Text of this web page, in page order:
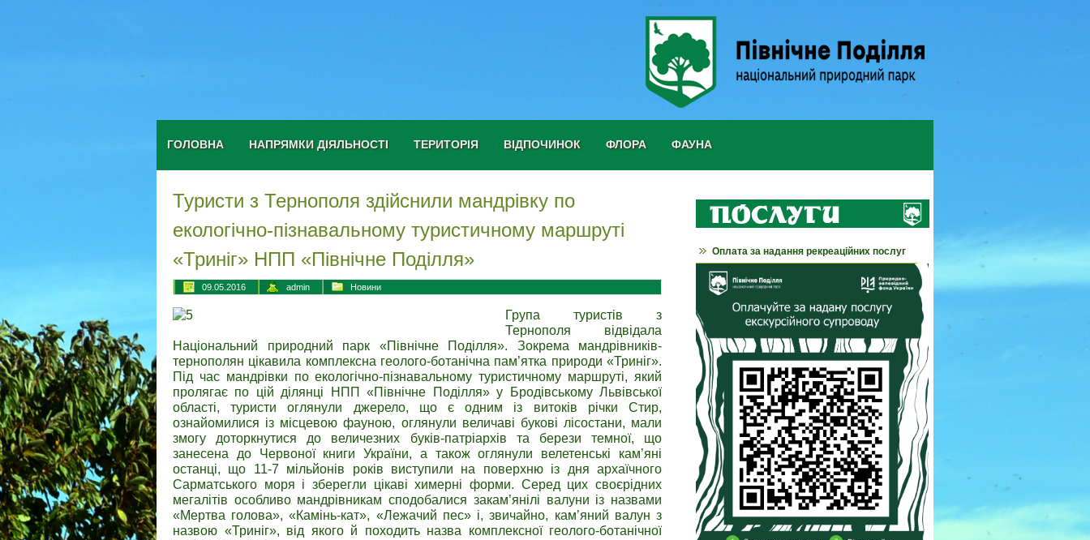
ГОЛОВНА НАПРЯМКИ ДІЯЛЬНОСТІ ТЕРИТОРІЯ ВІДПОЧИНОК ФЛОРА ФАУНА
Туристи з Тернополя здійснили мандрівку по
екологічно-пізнавальному туристичному маршруті
«Триніг» НПП «Північне Поділля»
09.05.2016 admin Новини
Група туристів з
Тернополя відвідала
Національний природний парк «Північне Поділля». Зокрема мандрівників-
тернополян цікавила комплексна геолого-ботанічна пам’ятка природи «Триніг».
Під час мандрівки по екологічно-пізнавальному туристичному маршруті, який
пролягає по цій ділянці НПП «Північне Поділля» у Бродівському Львівської
області, туристи оглянули джерело, що є одним із витоків річки Стир,
ознайомилися із місцевою фауною, оглянули величаві букові лісостани, мали
змогу доторкнутися до величезних буків-патріархів та берези темної, що
занесена до Червоної книги України, а також оглянули велетенські кам’яні
останці, що 11-7 мільйонів років виступили на поверхню із дня архаїчного
Сарматського моря і зберегли цікаві химерні форми. Серед цих своєрідних
мегалітів особливо мандрівникам сподобалися закам’янілі валуни із назвами
«Мертва голова», «Камінь-кат», «Лежачий пес» і, звичайно, кам’яний валун з
назвою «Триніг», від якого й походить назва комплексної геолого-ботанічної
Оплата за надання рекреаційних послуг